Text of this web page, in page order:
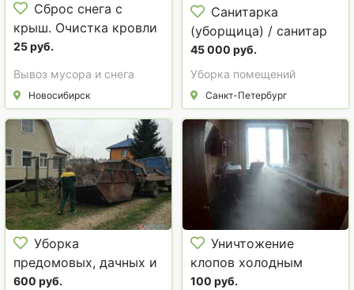
Сброс снега с
крыш. Очистка кровли
от наледи. Уборка
25 руб.
Вывоз мусора и снега
Новосибирск
Санитарка
(уборщица) / санитар
(уборщик)
45 000 руб.
Уборка помещений
Санкт-Петербург
Уборка
предомовых, дачных и
др. участков.
600 руб.
Уничтожение
клопов холодным
туманом за 1 час с
100 руб.